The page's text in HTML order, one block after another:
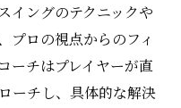
イングのテクニックや
プロの視点からのフィ
ーチはプレイヤーが直
ーチし、具体的な解決